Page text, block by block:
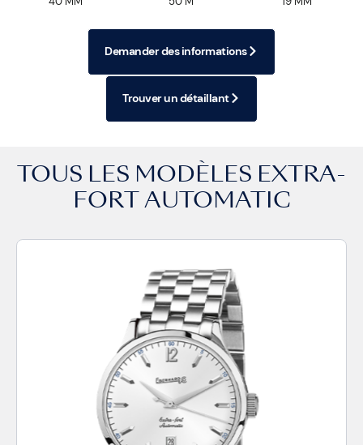
Demander des informations
Trouver un détaillant
TOUS LES MODÈLES EXTRA-
FORT AUTOMATIC